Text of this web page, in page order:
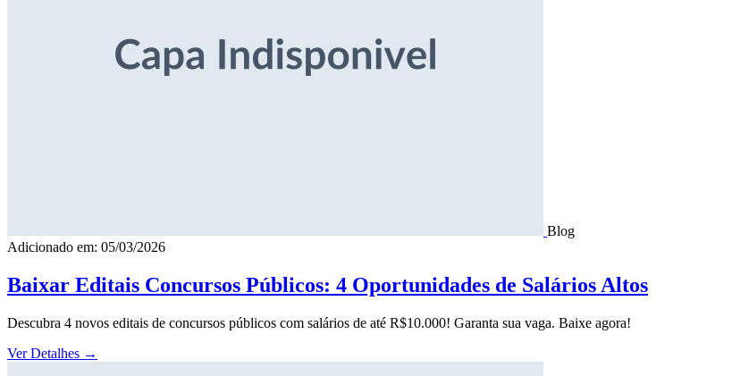
Blog
Adicionado em: 05/03/2026
Baixar Editais Concursos Públicos: 4 Oportunidades de Salários Altos
Descubra 4 novos editais de concursos públicos com salários de até R$10.000! Garanta sua vaga. Baixe agora!
Ver Detalhes →